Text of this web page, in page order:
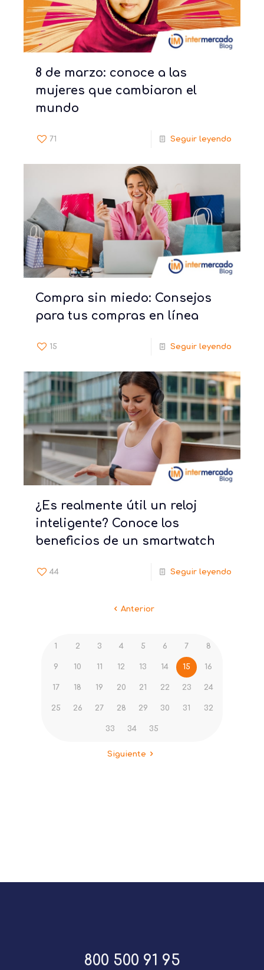
8 de marzo: conoce a las
mujeres que cambiaron el
mundo
71 Seguir leyendo
Compra sin miedo: Consejos
para tus compras en línea
15 Seguir leyendo
¿Es realmente útil un reloj
inteligente? Conoce los
beneficios de un smartwatch
44 Seguir leyendo
Anterior
1 2 3 4 5 6 7 8
9 10 11 12 13 14 15 16
17 18 19 20 21 22 23 24
25 26 27 28 29 30 31 32
33 34 35
Siguiente
800 500 91 95